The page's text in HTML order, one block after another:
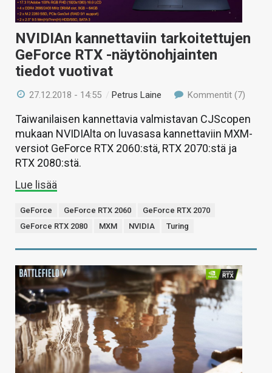
NVIDIAn kannettaviin tarkoitettujen
GeForce RTX -näytönohjainten
tiedot vuotivat
27.12.2018 - 14:55 / Petrus Laine Kommentit (7)
Taiwanilaisen kannettavia valmistavan CJScopen
mukaan NVIDIAlta on luvasasa kannettaviin MXM-
versiot GeForce RTX 2060:stä, RTX 2070:stä ja
RTX 2080:stä.
Lue lisää
GeForce GeForce RTX 2060
GeForce RTX 2070
GeForce RTX 2080
MXM NVIDIA Turing